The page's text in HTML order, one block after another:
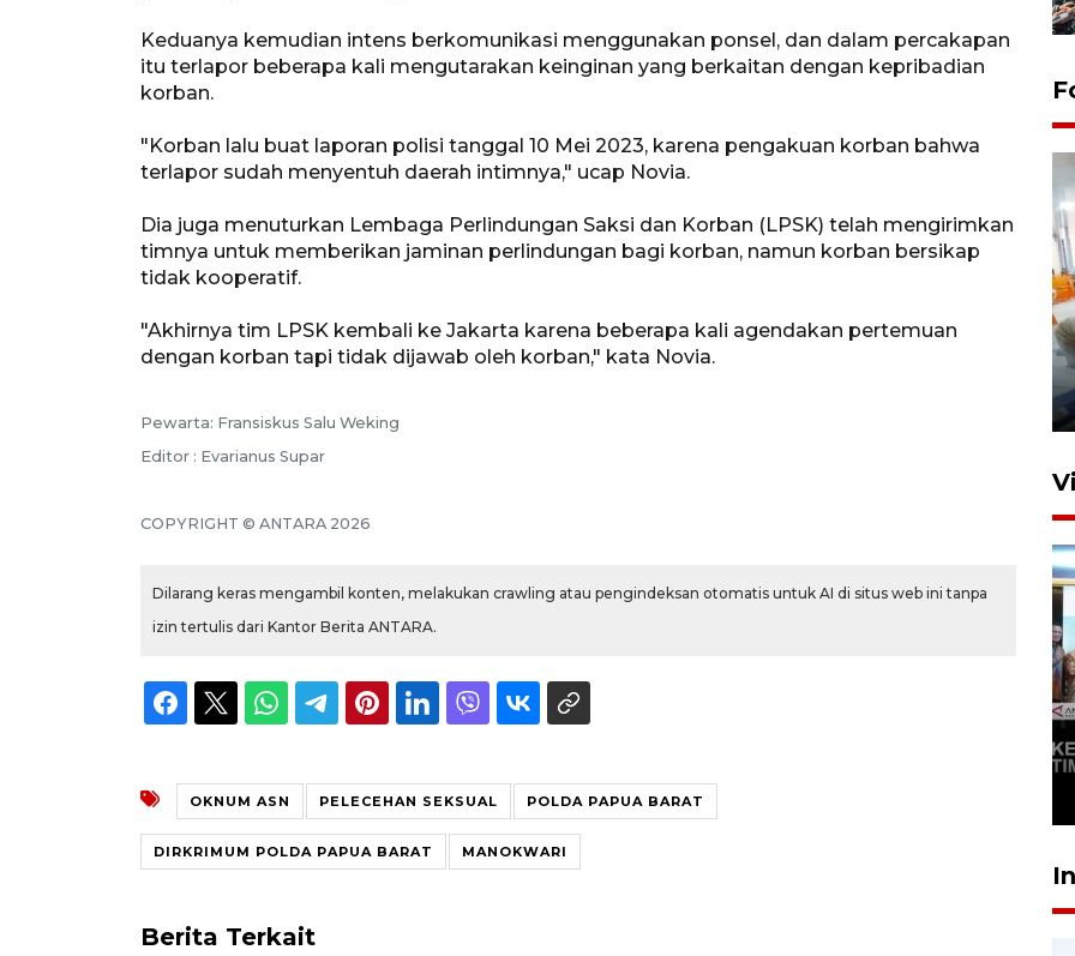
Keduanya kemudian intens berkomunikasi menggunakan ponsel, dan dalam percakapan
itu terlapor beberapa kali mengutarakan keinginan yang berkaitan dengan kepribadian
korban.
"Korban lalu buat laporan polisi tanggal 10 Mei 2023, karena pengakuan korban bahwa
terlapor sudah menyentuh daerah intimnya," ucap Novia.
Dia juga menuturkan Lembaga Perlindungan Saksi dan Korban (LPSK) telah mengirimkan
timnya untuk memberikan jaminan perlindungan bagi korban, namun korban bersikap
tidak kooperatif.
"Akhirnya tim LPSK kembali ke Jakarta karena beberapa kali agendakan pertemuan
dengan korban tapi tidak dijawab oleh korban," kata Novia.
Pewarta: Fransiskus Salu Weking
Editor : Evarianus Supar
COPYRIGHT © ANTARA 2026
Dilarang keras mengambil konten, melakukan crawling atau pengindeksan otomatis untuk AI di situs web ini tanpa
izin tertulis dari Kantor Berita ANTARA.
OKNUM ASN PELECEHAN SEKSUAL POLDA PAPUA BARAT
DIRKRIMUM POLDA PAPUA BARAT MANOKWARI
Berita Terkait
Mewujudkan damai di Kwamki
Narama
29 April 2026 17:04